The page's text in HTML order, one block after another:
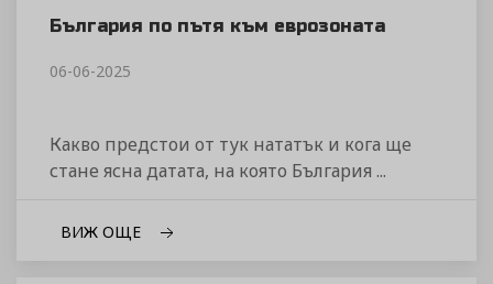
България по пътя към еврозоната
06-06-2025
Какво предстои от тук нататък и кога ще
стане ясна датата, на която България ...
ВИЖ ОЩЕ